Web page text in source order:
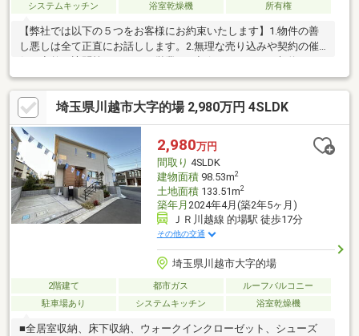
システムキッチン
浴室乾燥機 所有権
【弊社では以下の５つをお客様にお約束いたします】1.物件の善
し悪しは全て正直にお話しします。2.無理な売り込みや契約の催
促、突然の訪問等、しつこい営業は一切行いません。3.契約した
ら終わりではなくお引き渡し後、お引越し後もお客様のパートナ
ーであること。 4.ウソやおとり広告は一切使いません。(データ更
新は迅速に行います。）5.お客様の個人情報は細心の注意を払っ
て取り扱いします。
埼玉県川越市大字的場 2,980万円 4SLDK
2,980万円
間取り 4SLDK
建物面積98.53m2
土地面積133.51m2
築年月 2024年4月(築2年5ヶ月)
ＪＲ川越線 的場駅 徒歩17分
その他の交通
埼玉県川越市大字的場
2階建て 都市ガス
ルーフバルコニー
駐車場あり
システムキッチン 浴室乾燥機
■全居室収納、床下収納、ウォークインクローゼット、シューズ